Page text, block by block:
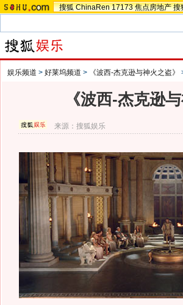
搜狐 ChinaRen 17173 焦点房地产 搜
娱乐频道 > 好莱坞频道 > 《波西-杰克逊与神火之盗》
《波西-杰克逊
来源：搜狐娱乐